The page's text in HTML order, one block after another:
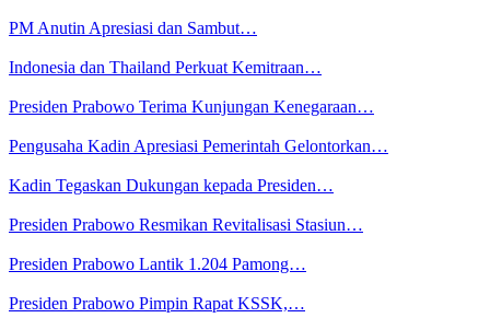
PM Anutin Apresiasi dan Sambut…
Indonesia dan Thailand Perkuat Kemitraan…
Presiden Prabowo Terima Kunjungan Kenegaraan…
Pengusaha Kadin Apresiasi Pemerintah Gelontorkan…
Kadin Tegaskan Dukungan kepada Presiden…
Presiden Prabowo Resmikan Revitalisasi Stasiun…
Presiden Prabowo Lantik 1.204 Pamong…
Presiden Prabowo Pimpin Rapat KSSK,…